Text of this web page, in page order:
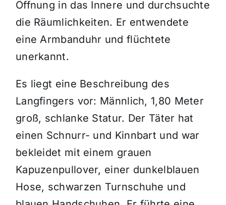
Öffnung in das Innere und durchsuchte
die Räumlichkeiten. Er entwendete
eine Armbanduhr und flüchtete
unerkannt.
Es liegt eine Beschreibung des
Langfingers vor: Männlich, 1,80 Meter
groß, schlanke Statur. Der Täter hat
einen Schnurr- und Kinnbart und war
bekleidet mit einem grauen
Kapuzenpullover, einer dunkelblauen
Hose, schwarzen Turnschuhe und